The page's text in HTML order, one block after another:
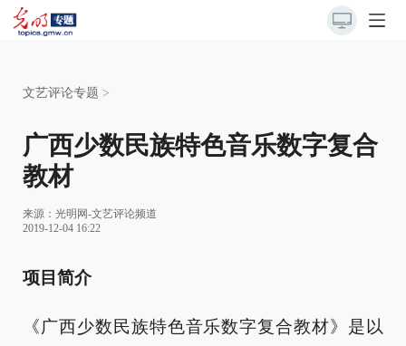
文艺评论专题 >
广西少数民族特色音乐数字复合
教材
来源： 光明网-文艺评论频道
2019-12-04 16:22
项目简介
《广西少数民族特色音乐数字复合教材》是以